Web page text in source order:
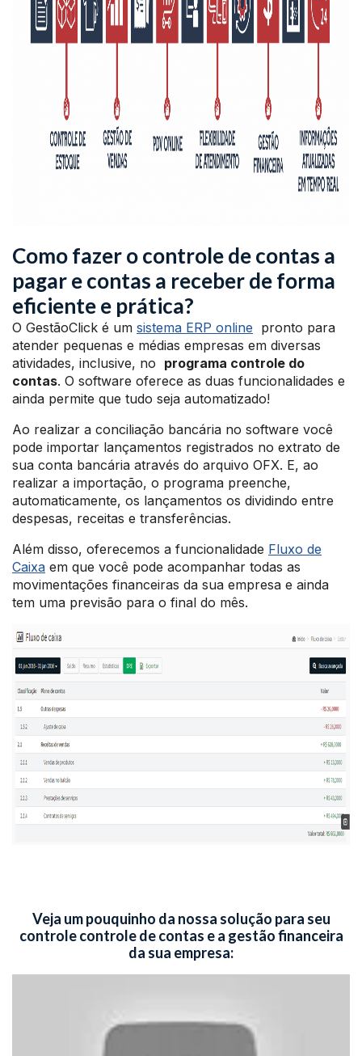
Como fazer o controle de contas a
pagar e contas a receber de forma
eficiente e prática?
O GestãoClick é um sistema ERP online pronto para
atender pequenas e médias empresas em diversas
atividades, inclusive, no programa controle do
contas. O software oferece as duas funcionalidades e
ainda permite que tudo seja automatizado!
Ao realizar a conciliação bancária no software você
pode importar lançamentos registrados no extrato de
sua conta bancária através do arquivo OFX. E, ao
realizar a importação, o programa preenche,
automaticamente, os lançamentos os dividindo entre
despesas, receitas e transferências.
Além disso, oferecemos a funcionalidade Fluxo de
Caixa em que você pode acompanhar todas as
movimentações financeiras da sua empresa e ainda
tem uma previsão para o final do mês.
Veja um pouquinho da nossa solução para seu
controle controle de contas e a gestão financeira
da sua empresa: